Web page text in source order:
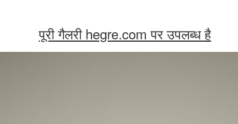
पूरी गैलरी hegre.com पर उपलब्ध है